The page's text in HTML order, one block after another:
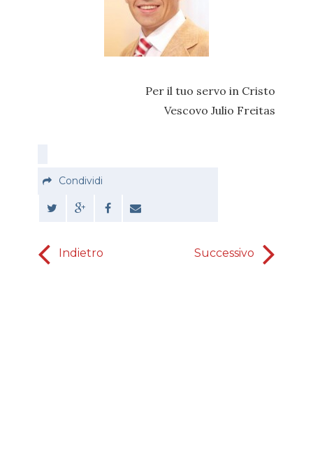
Per il tuo servo in Cristo
Vescovo Julio Freitas
Condividi
Indietro Successivo
sono già